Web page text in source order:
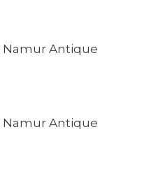
Namur Antique
Namur Antique